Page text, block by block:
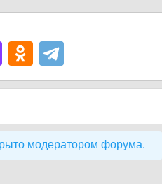
модератором форума.